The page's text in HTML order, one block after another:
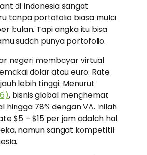
di Indonesia sangat
tanpa portofolio biasa mulai
bulan. Tapi angka itu bisa
sudah punya portofolio.
negeri membayar virtual
dolar atau euro. Rate
lebih tinggi. Menurut
, bisnis global menghemat
hingga 78% dengan VA. Inilah
$5 – $15 per jam adalah hal
namun sangat kompetitif